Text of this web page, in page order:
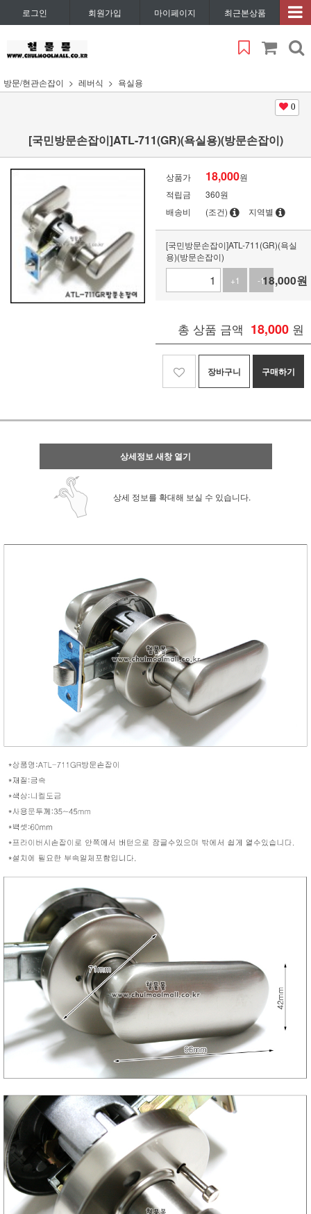
로그인 회원가입 마이페이지 최근본상품
방문/현관손잡이 레버식 욕실용
0
[국민방문손잡이]ATL-711(GR)(욕실용)(방문손잡이)
상품가 18,000원
적립금
360원
배송비
(조건) 지역별
[국민방문손잡이]ATL-711(GR)(욕실
용)(방문손잡이)
+1
-118,000원
총 상품 금액 18,000 원
장바구니 구매하기
상세정보 새창 열기
상세 정보를 확대해 보실 수 있습니다.